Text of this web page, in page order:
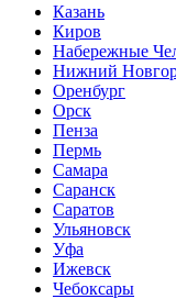
Казань
Киров
Набережные
Нижний
Оренбург
Орск
Пенза
Пермь
Самара
Саранск
Саратов
Ульяновск
Уфа
Ижевск
Чебоксары